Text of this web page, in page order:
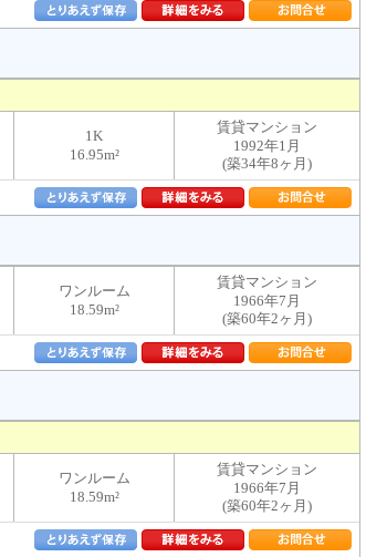
1K
16.95m²
賃貸マンション
1992年1月
(築34年8ヶ月)
ワンルーム
18.59m²
賃貸マンション
1966年7月
(築60年2ヶ月)
ワンルーム
18.59m²
賃貸マンション
1966年7月
(築60年2ヶ月)